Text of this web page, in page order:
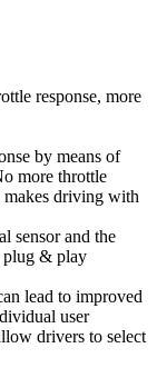
response, more
by means of
more throttle
makes driving with
sensor and the
plug & play
lead to improved
user
drivers to select